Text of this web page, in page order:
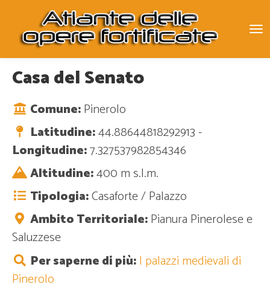
Casa del Senato
Comune:Pinerolo
Latitudine:44.88644818292913 -
Longitudine:7.327537982854346
Altitudine:400 m s.l.m.
Tipologia:Casaforte / Palazzo
Ambito Territoriale:Pianura Pinerolese e
Saluzzese
Per saperne di più:I palazzi medievali di
Pinerolo